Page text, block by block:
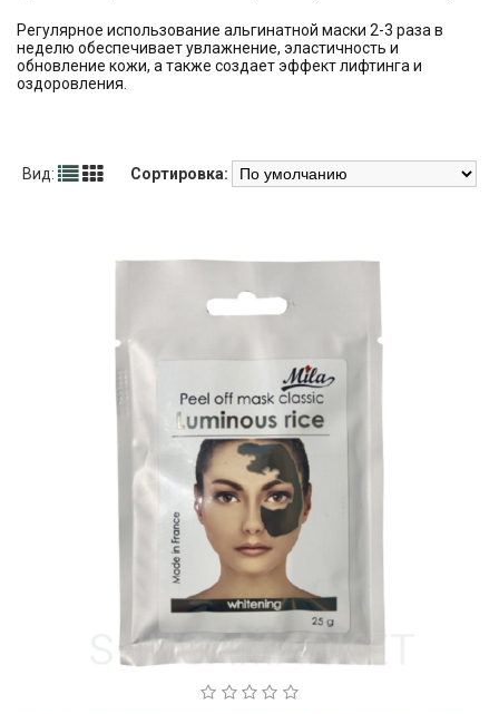
Регулярное использование альгинатной маски 2-3 раза в
неделю обеспечивает увлажнение, эластичность и
обновление кожи, а также создает эффект лифтинга и
оздоровления.
Вид: Сортировка: